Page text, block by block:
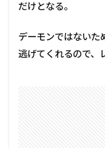
だけとなる。
デーモンではないた
逃げてくれるので、